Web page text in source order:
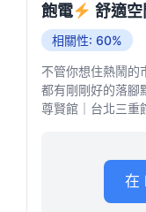
飽電
舒適空
相關性: 60%
不管你想住熱鬧的
都有剛剛好的落腳
尊賢館｜台北三
在